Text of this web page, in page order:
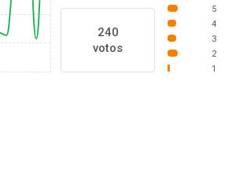
240
votos
5
4
3
2
1